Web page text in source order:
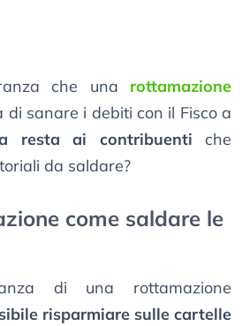
che una rottamazione
di sanare i debiti con il Fisco a
resta ai contribuenti che
da saldare?
come saldare le
di una rottamazione
risparmiare sulle cartelle